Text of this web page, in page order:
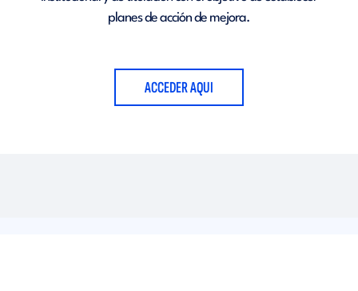
planes de acción de mejora.
ACCEDER AQUI